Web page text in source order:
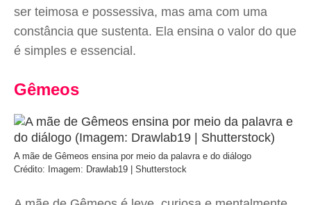
ser teimosa e possessiva, mas ama com uma
constância que sustenta. Ela ensina o valor do que
é simples e essencial.
Gêmeos
A mãe de Gêmeos ensina por meio da palavra e do diálogo
Crédito: Imagem: Drawlab19 | Shutterstock